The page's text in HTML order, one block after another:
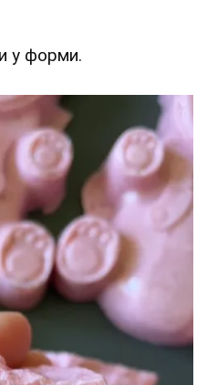
у форми.